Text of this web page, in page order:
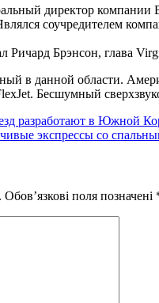
директор
соучредителем
Ричард Брэнсон, глава
в данной области.
Бесшумный
разработают в Южной
экспрессы со
Обов’язкові поля позначені